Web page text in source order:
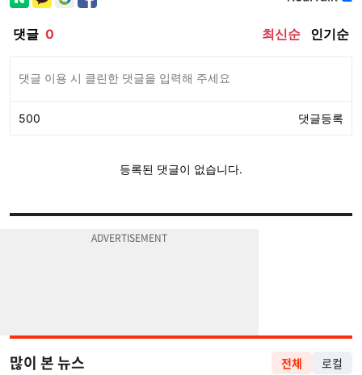
많이 본 뉴스 전체 로컬